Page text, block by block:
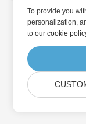
To provide you
personalization,
toour cookie